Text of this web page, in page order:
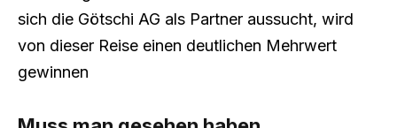
sich die Götschi AG als Partner aussucht, wird
von dieser Reise einen deutlichen Mehrwert
gewinnen